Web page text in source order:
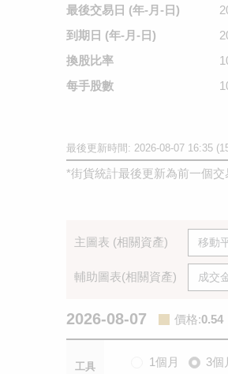
最後交易日 (年-月-日)
到期日 (年-月-日)
換股比率
每手股數
最後更新時間: 2026-08-07 16:35
*街貨統計最後更新為前一個交
主圖表 (相關資產)
輔助圖表(相關資產)
2026-08-07 價格:0.54
工具 1個月 3個